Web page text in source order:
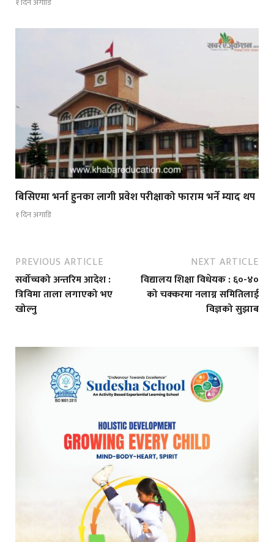
बिसिएमा भर्ना हुनका लागी प्रवेश परीक्षाको फाराम भर्ने म्याद थप
१ दिन अगाडि
PREVIOUS ARTICLE
सर्वोच्चको अन्तरिम आदेश :
त्रिविमा ताला लगाएको भए
खोल्नु
NEXT ARTICLE
विद्यालय शिक्षा विधेयक : ६०-४०
को चक्करमा नलाग्न समितिलाई
विज्ञको सुझाब